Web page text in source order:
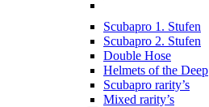
Scubapro 1. Stufen
Scubapro 2. Stufen
Double Hose
Helmets of the Deep
Scubapro rarity’s
Mixed rarity’s